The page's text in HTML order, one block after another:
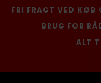
FRI FRAGT VED KØB
BRUG FOR
ALT